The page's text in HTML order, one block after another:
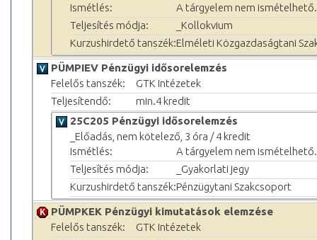
Ismétlés:
A tárgyelem nem ismételhető.
Teljesítés módja:
_Kollokvium
Kurzushirdető tanszék:Elméleti Közgazdaságtani
PÜMPIEV Pénzügyi idősorelemzés
Felelős tanszék:
GTK Intézetek
Teljesítendő:
min.4 kredit
25C205 Pénzügyi idősorelemzés
_Előadás, nem kötelező, 3 óra / 4 kredit
Ismétlés:
A tárgyelem nem ismételhető.
Teljesítés módja:
_Gyakorlati jegy
Kurzushirdető tanszék:Pénzügytani Szakcsoport
PÜMPKEK Pénzügyi kimutatások elemzése
Felelős tanszék:
GTK Intézetek